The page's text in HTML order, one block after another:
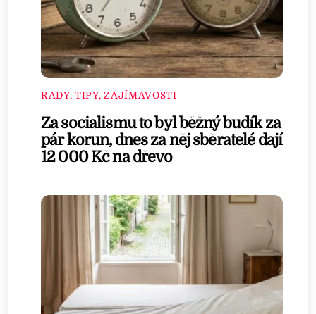
RADY, TIPY, ZAJÍMAVOSTI
Za socialismu to byl běžný budík za
pár korun, dnes za něj sběratelé dají
12 000 Kč na dřevo